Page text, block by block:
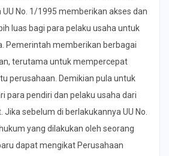
No. 1/1995 memberikan akses dan
luas bagi para pelaku usaha untuk
Pemerintah memberikan berbagai
terutama untuk mempercepat
perusahaan. Demikian pula untuk
para pendiri dan pelaku usaha dari
sebelum di berlakukannya UU No.
yang dilakukan oleh seorang
dapat mengikat Perusahaan